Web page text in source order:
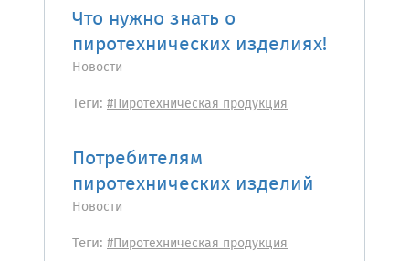
Что нужно знать о
пиротехнических изделиях!
Новости
Теги: #Пиротехническая продукция
Потребителям
пиротехнических изделий
Новости
Теги: #Пиротехническая продукция